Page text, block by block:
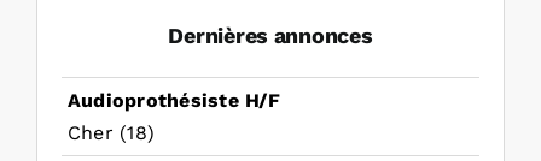
Dernières annonces
Audioprothésiste H/F
Cher (18)